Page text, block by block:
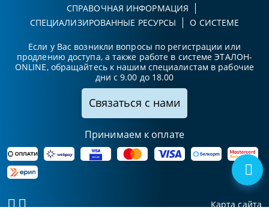
СПРАВОЧНАЯ ИНФОРМАЦИЯ
СПЕЦИАЛИЗИРОВАННЫЕ РЕСУРСЫ
О СИСТЕМЕ
Если у Вас возникли вопросы по регистрации или
продлению доступа, а также работе в системе ЭТАЛОН-
ONLINE, обращайтесь к нашим специалистам в рабочие
дни с 9.00 до 18.00
Связаться с нами
Принимаем к оплате
Карта сайта